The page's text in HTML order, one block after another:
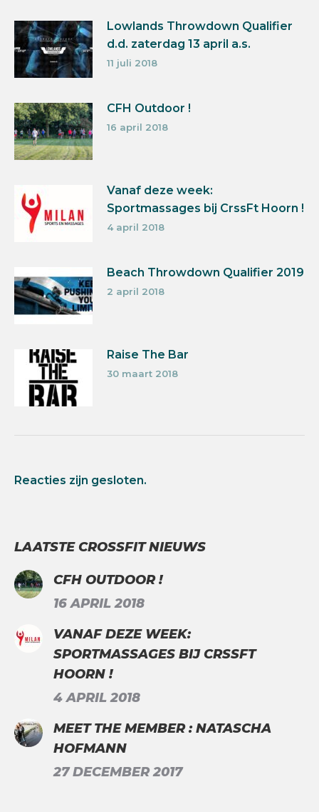
Lowlands Throwdown Qualifier
d.d. zaterdag 13 april a.s.
11 juli 2018
CFH Outdoor !
16 april 2018
Vanaf deze week:
Sportmassages bij CrssFt Hoorn !
4 april 2018
Beach Throwdown Qualifier 2019
2 april 2018
Raise The Bar
30 maart 2018
Reacties zijn gesloten.
LAATSTE CROSSFIT NIEUWS
CFH OUTDOOR !
16 APRIL 2018
VANAF DEZE WEEK:
SPORTMASSAGES BIJ CRSSFT
HOORN !
4 APRIL 2018
MEET THE MEMBER : NATASCHA
HOFMANN
27 DECEMBER 2017